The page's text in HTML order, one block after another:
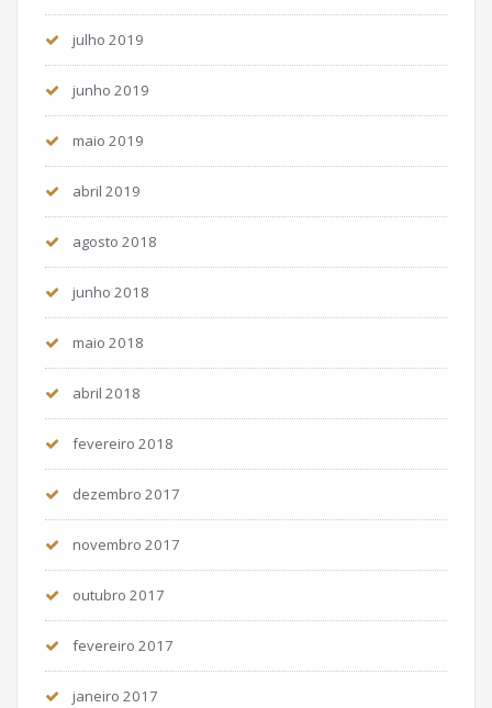
julho 2019
junho 2019
maio 2019
abril 2019
agosto 2018
junho 2018
maio 2018
abril 2018
fevereiro 2018
dezembro 2017
novembro 2017
outubro 2017
fevereiro 2017
janeiro 2017